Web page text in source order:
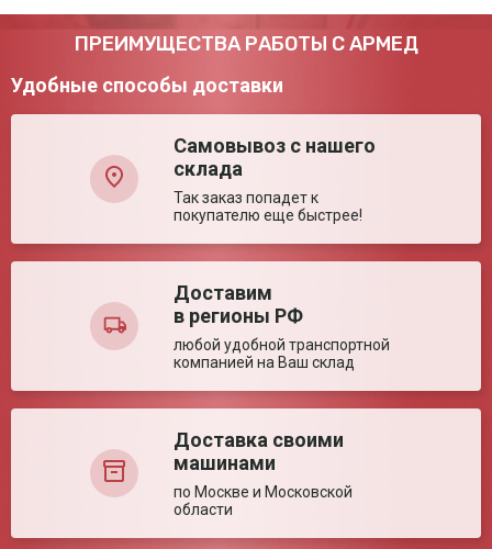
Тип облучателя
Закрытый
Наличие индикатора
да
Транспортные характеристики
Вес нетто (ед)
8.3 кг
89*36*15 см
Объем (ед)
0.04806 м³
Картонная коробка
Вес брутто (ед)
9.3 кг
Страна производства
Китай
Технические характеристики
Производительность
140 м³/ч
Размер (± 5%)
140 Вт
Регистрационное удостоверение РЗН
2020/9629
Артикул: 19768
12 290 ₽
Добавить в корзину
Оставить отзыв
Ваша оценка:
ПРЕИМУЩЕСТВА РАБОТЫ С АРМЕД
Удобные способы доставки
Самовывоз с нашего
склада
Так заказ попадет к
покупателю еще быстрее!
Доставим
в регионы РФ
любой удобной транспортной
компанией на Ваш склад
Доставка своими
машинами
по Москве и Московской
области